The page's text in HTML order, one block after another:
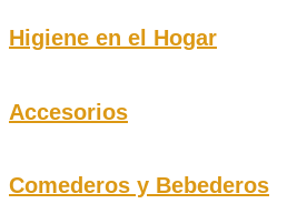
Higiene en el Hogar
Accesorios
Comederos y Bebederos